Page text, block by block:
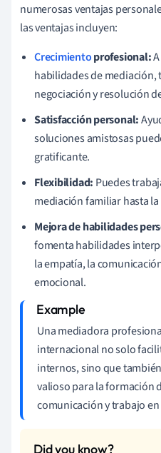
numerosas ventajas
las ventajas incluyen:
Crecimientoprofesional:
habilidades de mediación,
negociación y resolución
Satisfacción personal:
soluciones amistosas
gratificante.
Flexibilidad: Puedes
mediación familiar hasta
Mejora de habilidades
fomenta habilidades
la empatía, la
emocional.
Una mediadora
internacional no solo
internos, sino que
valioso para la formación
comunicación y trabajo